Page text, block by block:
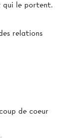
qui le portent.
relations
de coeur